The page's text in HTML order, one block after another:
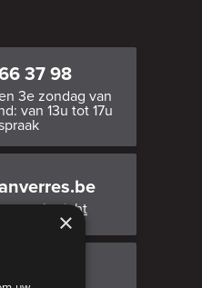
37 98
3e zondag van
van 13u tot 17u
een bericht
×